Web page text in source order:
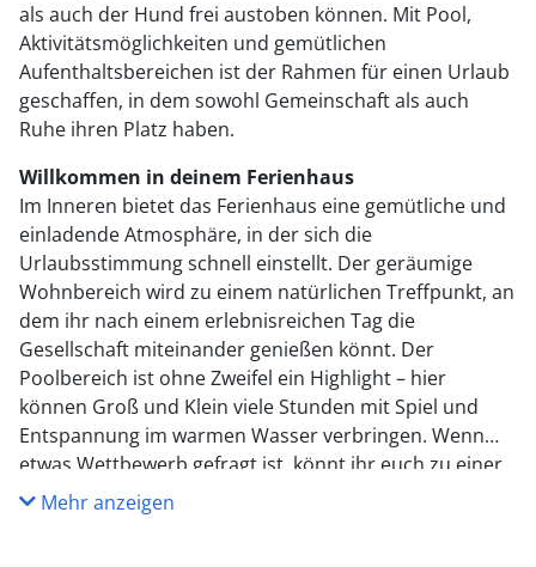
als auch der Hund frei austoben können. Mit Pool,
Aktivitätsmöglichkeiten und gemütlichen
Aufenthaltsbereichen ist der Rahmen für einen Urlaub
geschaffen, in dem sowohl Gemeinschaft als auch
Ruhe ihren Platz haben.
Willkommen in deinem Ferienhaus
Im Inneren bietet das Ferienhaus eine gemütliche und
einladende Atmosphäre, in der sich die
Urlaubsstimmung schnell einstellt. Der geräumige
Wohnbereich wird zu einem natürlichen Treffpunkt, an
dem ihr nach einem erlebnisreichen Tag die
Gesellschaft miteinander genießen könnt. Der
Poolbereich ist ohne Zweifel ein Highlight – hier
können Groß und Klein viele Stunden mit Spiel und
Entspannung im warmen Wasser verbringen. Wenn
etwas Wettbewerb gefragt ist, könnt ihr euch zu einer
Partie Tischfußball versammeln und den Ferienmeister
ermitteln. Das Haus bietet außerdem einen
Mehr anzeigen